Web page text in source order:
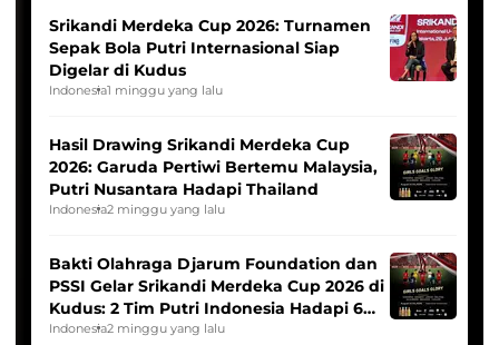
Srikandi Merdeka Cup 2026: Turnamen
Sepak Bola Putri Internasional Siap
Digelar di Kudus
Indonesia1 minggu yang lalu
Hasil Drawing Srikandi Merdeka Cup
2026: Garuda Pertiwi Bertemu Malaysia,
Putri Nusantara Hadapi Thailand
Indonesia2 minggu yang lalu
Bakti Olahraga Djarum Foundation dan
PSSI Gelar Srikandi Merdeka Cup 2026 di
Kudus: 2 Tim Putri Indonesia Hadapi 6
Tim Asia
Indonesia2 minggu yang lalu